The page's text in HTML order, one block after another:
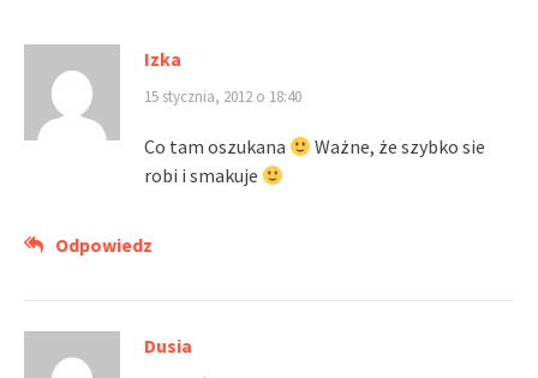
Izka
15 stycznia, 2012 o 18:40
Co tam oszukana
Ważne, że szybko sie
robi i smakuje
Odpowiedz
Dusia